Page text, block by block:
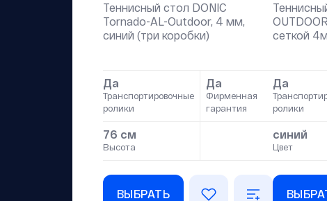
Теннисный стол DONIC
Tornado-AL-Outdoor, 4 мм,
синий (три коробки)
Да
Транспортировочные
ролики
Да
Фирменная
гарантия
76 см
Высота
ВЫБРАТЬ
сеткой
Да
ролики
синий
Цвет